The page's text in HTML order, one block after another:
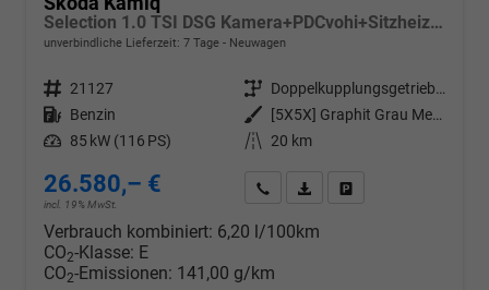
Selection 1.0 TSI DSG Kamera+PDCvohi+Sitzheizung+AppConnect+Sunset+Alu16
unverbindliche Lieferzeit: 7 Tage Neuwagen
Fahrzeugnr. 21127 Getriebe
Doppelkupplungsgetriebe (DSG)
Kraftstoff Benzin Außenfarbe
[5X5X] Graphit Grau Metallic
Leistung 85 kW (116 PS) Kilometerstand 20 km
26.580,– €
incl. 19% MwSt.
Wir rufen Sie anPDF-Datei, Fahrzeugexposé
Verbrauch kombiniert: 6,20 l/100km
CO2-Klasse: E
CO2-Emissionen: 141,00 g/km